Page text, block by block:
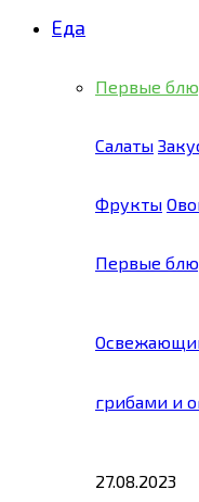
Еда
Первые
Салаты
Фрукты
Первые
грибами и
27.08.2023